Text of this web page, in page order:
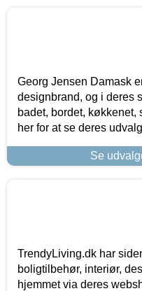
Georg Jensen Damask
designbrand, og i deres
badet, bordet,
her for at se deres
Se
TrendyLiving.dk har
boligtilbehør, interiør,
hjemmet via deres